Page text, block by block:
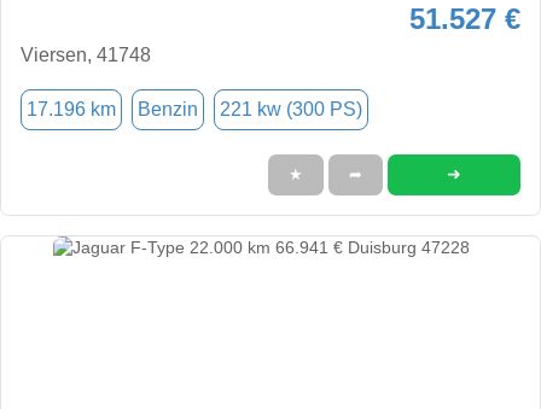
51.527 €
Viersen, 41748
17.196 km Benzin 221 kw (300 PS)
★ ➦ ➜